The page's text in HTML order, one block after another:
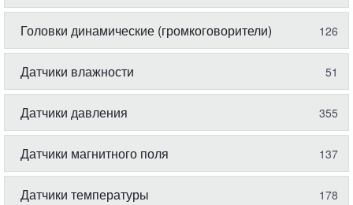
Головки динамические (громкоговорители) 126
Датчики влажности 51
Датчики давления 355
Датчики магнитного поля 137
Датчики температуры 178